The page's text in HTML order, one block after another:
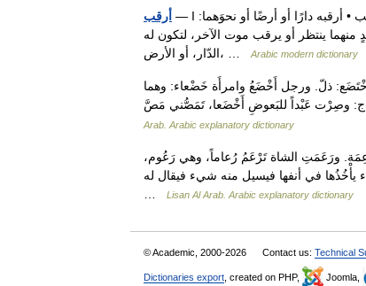
أرقب — I معجم اللغة العربية المعاصرة أرقبَ يُرقب، إرقابًا، فهو مُرقِب، والمفعول مُرقَب • أرقبه دارًا أو أرضًا أو نحوَهما:
ينتظر أو يرقب موت الآخر، لتكون له
الدّار، أو الأرض، …
Arabic modern dictionary
ذلّ. ورجل أَخْضَعُ وامرأَة خَضْعاء: وهما
Arab. Arabic explanatory dictionary
ورَعَمَتِ الشاة تَرْعَمُ رُعاماً، وهي رَعُوم،
في أنفها فيسيل منه شيء فيقال له…
Lisan Al Arab. Arabic explanatory dictionary
© Academic, 2000-2026 Contact us: Technical
Dictionaries export , created on PHP, Joomla,